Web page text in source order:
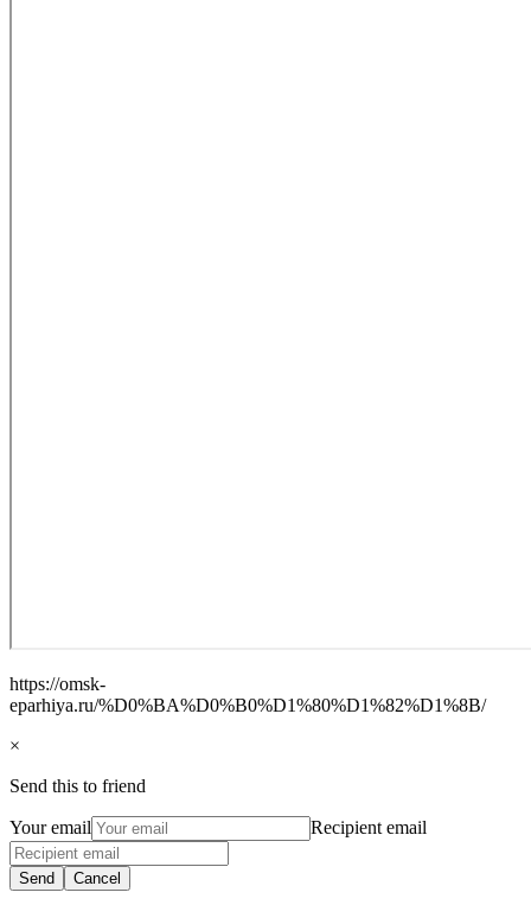
https://omsk-
eparhiya.ru/%D0%BA%D0%B0%D1%80%D1%82%D1%8B/
×
Send this to friend
Your email Recipient email
Send Cancel